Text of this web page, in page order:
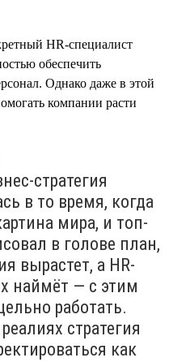
HR-специалист
обеспечить
Однако даже в этой
компании расти
стратегия
в то время, когда
мира, и топ-
в голове план,
вырастет, а HR-
наймёт — с этим
работать.
стратегия
как